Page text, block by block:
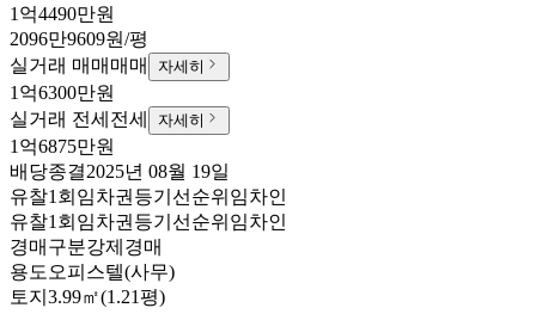
1억4490만원
2096만9609원/평
실거래 매매 매매 자세히
1억6300만원
실거래 전세 전세 자세히
1억6875만원
배당종결2025년 08월 19일
유찰1회 임차권등기 선순위임차인
유찰1회 임차권등기 선순위임차인
경매구분강제경매
용도 오피스텔(사무)
토지 3.99㎡(1.21평)